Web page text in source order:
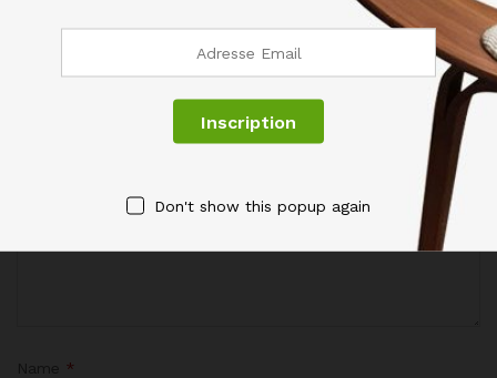
Votre adresse de messagerie ne sera pas publiée. Les
champs obligatoires sont indiqués avec
Votre évaluation de ce produit
*
Don't show this popup again